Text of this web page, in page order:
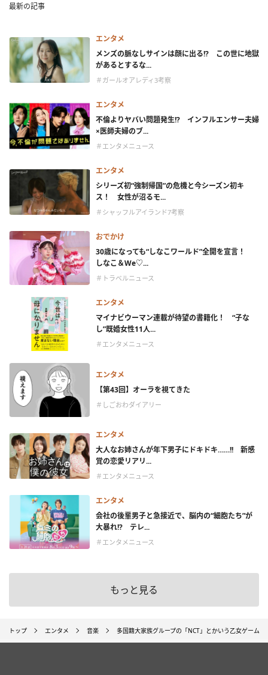
最新の記事
エンタメ
メンズの脈なしサインは顔に出る!? この世に地獄
があるとするな...
＃ガールオアレディ3考察
エンタメ
不倫よりヤバい問題発生!? インフルエンサー夫婦
×医師夫婦のブ...
＃エンタメニュース
エンタメ
シリーズ初“強制帰国”の危機と今シーズン初キ
ス！ 女性が沼るモ...
＃シャッフルアイランド7考察
おでかけ
30歳になっても“しなこワールド”全開を宣言！
しなこ＆We♡...
＃トラベルニュース
エンタメ
マイナビウーマン連載が待望の書籍化！ “子な
し”既婚女性11人...
＃エンタメニュース
エンタメ
【第43回】オーラを視てきた
＃しごおわダイアリー
エンタメ
大人なお姉さんが年下男子にドキドキ……!! 新感
覚の恋愛リアリ...
＃エンタメニュース
エンタメ
会社の後輩男子と急接近で、脳内の“細胞たち”が
大暴れ!? テレ...
＃エンタメニュース
もっと見る
トップ エンタメ 音楽 多国籍大家族グループの「NCT」とかいう乙女ゲームの